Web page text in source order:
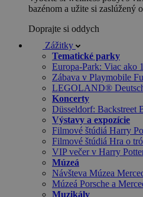
bazénom a užite si zaslúžený
Doprajte si oddych
Zážitky
Tematické parky
Europa-Park: Viac ako
Zábava v Playmobile
LEGOLAND®
Koncerty
Düsseldorf: Backstreet
Výstavy a expozície
Filmové štúdiá Harry
Filmové štúdiá Hra o
VIP večer v Harry
Múzeá
Návšteva Múzea
Múzeá Porsche a
Muzikály